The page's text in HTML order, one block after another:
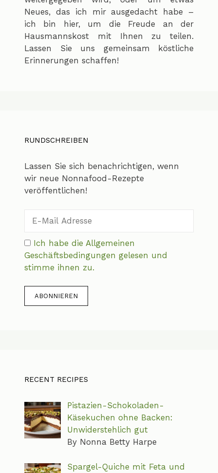
Neues, das ich mir ausgedacht habe –
ich bin hier, um die Freude an der
Hausmannskost mit Ihnen zu teilen.
Lassen Sie uns gemeinsam köstliche
Erinnerungen schaffen!
RUNDSCHREIBEN
Lassen Sie sich benachrichtigen, wenn
wir neue Nonnafood-Rezepte
veröffentlichen!
Ich habe die Allgemeinen
Geschäftsbedingungen gelesen und
stimme ihnen zu.
RECENT RECIPES
Pistazien-Schokoladen-
Käsekuchen ohne Backen:
Unwiderstehlich gut
By Nonna Betty Harpe
Spargel-Quiche mit Feta und